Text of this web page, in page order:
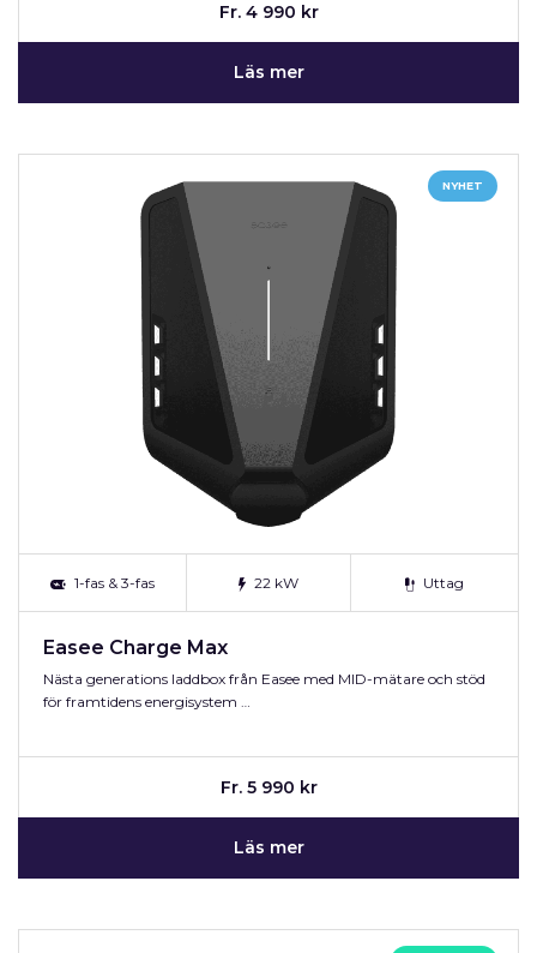
Fr. 4 990 kr
Läs mer
NYHET
1-fas & 3-fas 22 kW Uttag
Easee Charge Max
Nästa generations laddbox från Easee med MID-mätare och stöd
för framtidens energisystem …
Fr. 5 990 kr
Läs mer